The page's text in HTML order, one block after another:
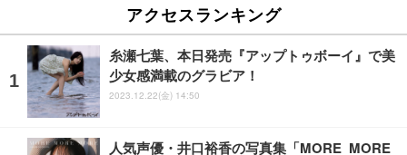
アクセスランキング
糸瀬七葉、本日発売『アップトゥボーイ』で美
少女感満載のグラビア！
2023.12.22(金) 14:50
人気声優・井口裕香の写真集「MORE MORE